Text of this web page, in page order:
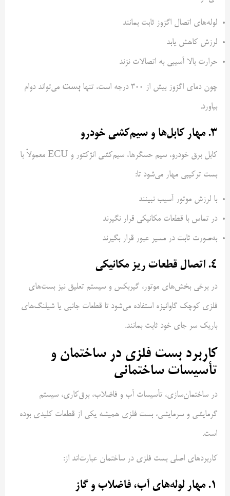
لوله‌های اتصال اگزوز ثابت بمانند
لرزش کاهش یابد
حرارت بالا آسیبی به اتصالات نزند
چون دمای اگزوز بیش از ۳۰۰ درجه است، تنها بست می‌تواند دوام
بیاورد.
۳. مهار کابل‌ها و سیم‌کشی خودرو
کابل برق خودرو، سیم حسگرها، سیم‌کشی انژکتور و ECU معمولاً با
بست ترکیبی مهار می‌شود تا:
با لرزش موتور آسیب نبینند
در تماس با قطعات مکانیکی قرار نگیرند
به‌صورت ثابت در مسیر عبور قرار بگیرند
۴. اتصال قطعات ریز مکانیکی
در برخی بخش‌های موتور، گیربکس و سیستم تعلیق نیز بست‌های
فلزی کوچک گاوانیزه استفاده می‌شود تا قطعات جانبی یا شیلنگ‌های
باریک سر جای خود ثابت بمانند.
کاربرد بست فلزی در ساختمان و
تأسیسات ساختمانی
در ساختمان‌سازی، تأسیسات آب و فاضلاب، برق‌کاری، سیستم
گرمایشی و سرمایشی، بست فلزی همیشه یکی از قطعات کلیدی بوده
است.
کاربردهای اصلی بست فلزی در ساختمان عبارت‌اند از:
۱. مهار لوله‌های آب، فاضلاب و گاز